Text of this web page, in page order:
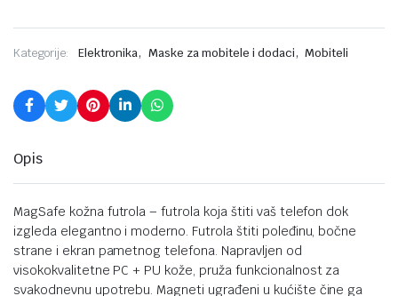
Kategorije: Elektronika, Maske za mobitele i dodaci, Mobiteli
Opis
MagSafe kožna futrola – futrola koja štiti vaš telefon dok
izgleda elegantno i moderno. Futrola štiti poleđinu, bočne
strane i ekran pametnog telefona. Napravljen od
visokokvalitetne PC + PU kože, pruža funkcionalnost za
svakodnevnu upotrebu. Magneti ugrađeni u kućište čine ga